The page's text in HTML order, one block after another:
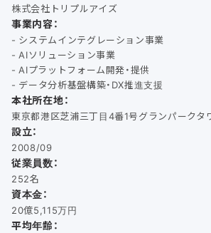
株式会社トリプルアイズ
事業内容：
- システムインテグレーション事業
- AIソリューション事業
- AIプラットフォーム開発・提供
- データ分析基盤構築・DX推進支援
本社所在地：
東京都港区芝浦三丁目4番1号グランパークタ
設立：
2008/09
従業員数：
252名
資本金：
20億5,115万円
平均年齢：